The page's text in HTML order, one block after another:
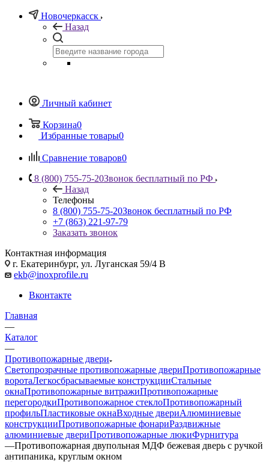
Новочеркасск
Назад
Личный кабинет
Корзина0
Избранные товары0
Сравнение товаров0
8 (800) 755-75-20Звонок бесплатный по РФ
Назад
Телефоны
8 (800) 755-75-20Звонок бесплатный по РФ
+7 (863) 221-97-79
Заказать звонок
Контактная информация
г. Екатеринбург, ул. Луганская 59/4 В
ekb@inoxprofile.ru
Вконтакте
Главная
—
Каталог
—
Противопожарные двери
Светопрозрачные противопожарные двериПротивопожарные
воротаЛегкосбрасываемые конструкцииСтальные
окнаПротивопожарные витражиПротивопожарные
перегородкиПротивопожарное стеклоПротивопожарный
профильПластиковые окнаВходные двериАлюминиевые
конструкцииПротивопожарные фонариРаздвижные
алюминиевые двериПротивопожарные люкиФурнитура
—Противопожарная двупольная МДФ бежевая дверь с ручкой
антипаника, круглым окном